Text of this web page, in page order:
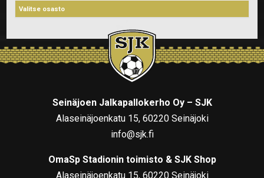
Seinäjoen Jalkapallokerho Oy – SJK
Alaseinäjoenkatu 15, 60220 Seinäjoki
info@sjk.fi
OmaSp Stadionin toimisto & SJK Shop
Alaseinäjoenkatu 15, 60220 Seinäjoki